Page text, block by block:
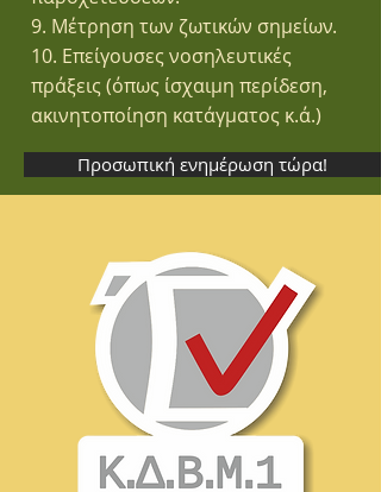
9. Μέτρηση των ζωτικών σημείων.
10. Επείγουσες νοσηλευτικές
πράξεις (όπως ίσχαιμη περίδεση,
ακινητοποίηση κατάγματος κ.ά.)
Προσωπική ενημέρωση τώρα!